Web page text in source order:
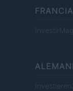
FRANCIA
InvestirMag